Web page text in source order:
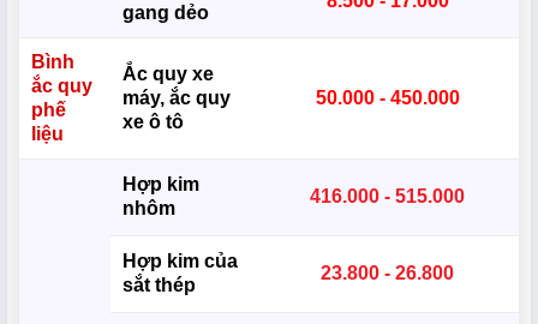
gang dẻo
Bình
ắc quy
phế
liệu
Ắc quy xe
máy, ắc quy
xe ô tô
50.000 - 450.000
Hợp kim
nhôm
416.000 - 515.000
Hợp kim của
sắt thép
23.800 - 26.800